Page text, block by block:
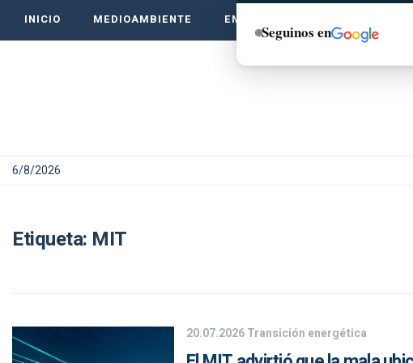
INICIO MEDIOAMBIENTE EMPRENDE VERDE
6/8/2026
Etiqueta: MIT
20.07.2026Transición energética
Seguinos en